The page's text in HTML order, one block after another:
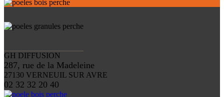
GH DIFFUSION
287, rue de la Madeleine
27130 VERNEUIL SUR AVRE
02 32 32 20 40